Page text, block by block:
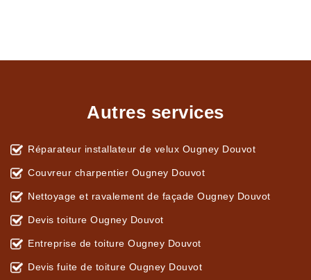
Autres services
Réparateur installateur de velux Ougney Douvot
Couvreur charpentier Ougney Douvot
Nettoyage et ravalement de façade Ougney Douvot
Devis toiture Ougney Douvot
Entreprise de toiture Ougney Douvot
Devis fuite de toiture Ougney Douvot